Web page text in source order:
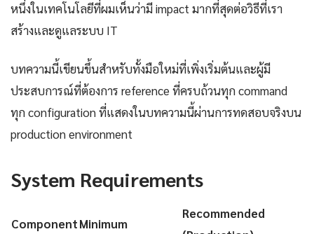
หนึ่งในเทคโนโลยีที่ผมเห็นว่ามี impact มากที่สุดต่อวิธีที่เรา
สร้างและดูแลระบบ IT
บทความนี้เขียนขึ้นสำหรับทั้งมือใหม่ที่เพิ่งเริ่มต้นและผู้มี
ประสบการณ์ที่ต้องการ reference ที่ครบถ้วนทุก command
ทุก configuration ที่แสดงในบทความนี้ผ่านการทดสอบจริงบน
production environment
System Requirements
ComponentMinimum
Recommended